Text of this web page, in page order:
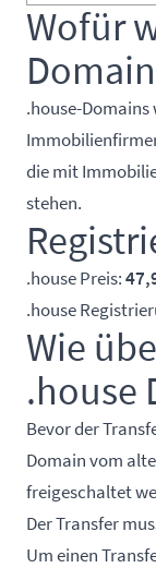
Wofür
.house-
die mit
stehen.
.house Preis:
.house
Wie
.house
Bevor der
Domain vom
freigeschaltet
Der Transfer
Um einen